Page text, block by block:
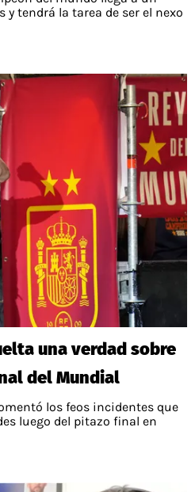
tendrá la tarea de ser el nexo
una verdad sobre
del Mundial
los feos incidentes que
luego del pitazo final en